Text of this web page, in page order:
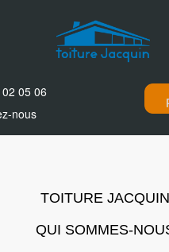
05 06
nous
TOITURE JACQUIN
QUI SOMMES-